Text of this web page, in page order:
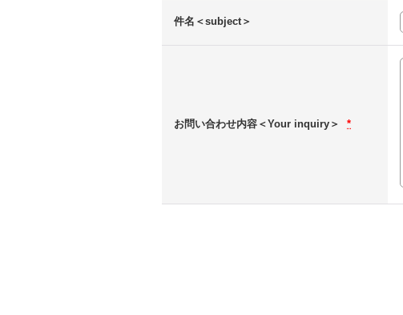
件名＜subject＞
お問い合わせ内容＜Your inquiry＞ *